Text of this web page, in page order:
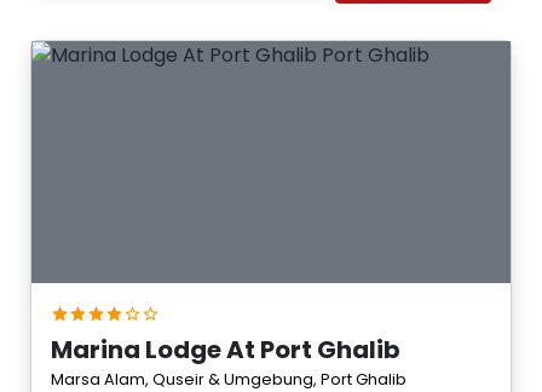
Marina Lodge At Port Ghalib
Marsa Alam, Quseir & Umgebung, Port Ghalib